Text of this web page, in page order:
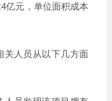
亿元，单位面积成本
人员从以下几方面